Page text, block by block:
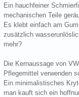
Ein hauchfeiner
mechanischen Teile
Es klebt einfach am
zusätzlich
mehr?
Die Kernaussage von
Pflegemittel verwenden
Ein minimalistisches
man kauft sich ein